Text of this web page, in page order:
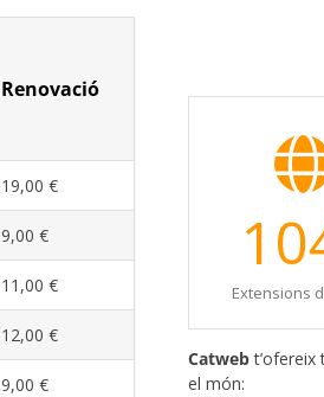
Renovació
19,00 €
9,00 €
11,00 €
12,00 €
9,00 €
Extensions
Catweb
el món: